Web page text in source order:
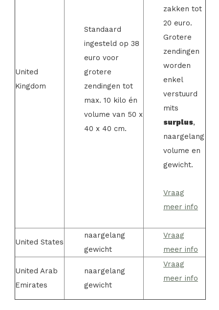
United
Kingdom
Standaard
ingesteld op 38
euro voor
grotere
zendingen tot
max. 10 kilo én
volume van 50 x
40 x 40 cm.
zakken tot
20 euro.
Grotere
zendingen
worden
enkel
verstuurd
mits
surplus,
naargelang
volume en
gewicht.
Vraag
meer info
United States
naargelang
gewicht
Vraag
meer info
United Arab
Emirates
naargelang
gewicht
Vraag
meer info